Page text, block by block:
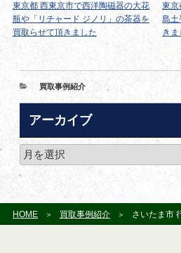
東京都 西東京市で西洋陶磁器の大花
瓶や「リチャード ジノリ」の茶器を
買取らせて頂きました
東京
島土
きま
カ
リ
買取事例紹介
アーカイブ
ア
ー
ブ
HOME 買取事例紹介 さいたま市 行田市で古鏡